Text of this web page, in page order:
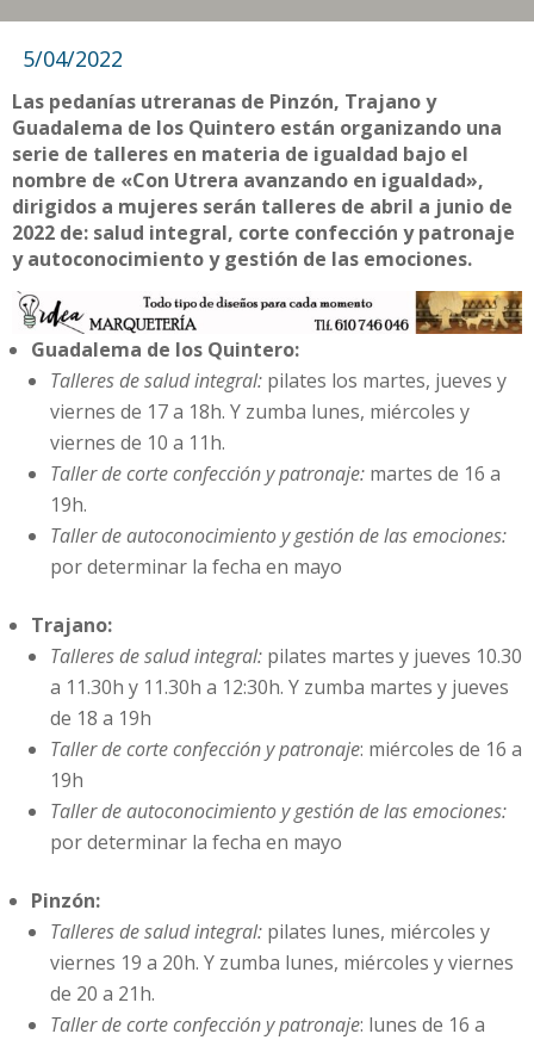
5/04/2022
Las pedanías utreranas de Pinzón, Trajano y
Guadalema de los Quintero están organizando una
serie de talleres en materia de igualdad bajo el
nombre de «Con Utrera avanzando en igualdad»,
dirigidos a mujeres serán talleres de abril a junio de
2022 de: salud integral, corte confección y patronaje
y autoconocimiento y gestión de las emociones.
Guadalema de los Quintero:
Talleres de salud integral: pilates los martes, jueves y
viernes de 17 a 18h. Y zumba lunes, miércoles y
viernes de 10 a 11h.
Taller de corte confección y patronaje: martes de 16 a
19h.
Taller de autoconocimiento y gestión de las emociones:
por determinar la fecha en mayo
Trajano:
Talleres de salud integral: pilates martes y jueves 10.30
a 11.30h y 11.30h a 12:30h. Y zumba martes y jueves
de 18 a 19h
Taller de corte confección y patronaje: miércoles de 16 a
19h
Taller de autoconocimiento y gestión de las emociones:
por determinar la fecha en mayo
Pinzón:
Talleres de salud integral: pilates lunes, miércoles y
viernes 19 a 20h. Y zumba lunes, miércoles y viernes
de 20 a 21h.
Taller de corte confección y patronaje: lunes de 16 a